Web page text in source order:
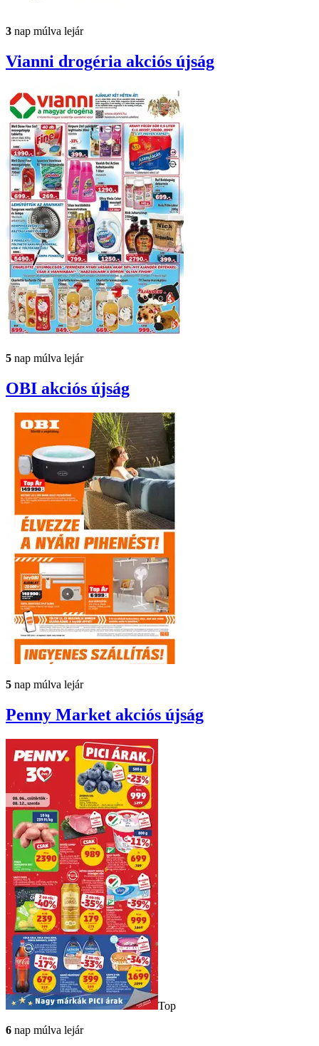
3 nap múlva lejár
Vianni drogéria akciós újság
5 nap múlva lejár
OBI akciós újság
5 nap múlva lejár
Penny Market akciós újság
Top
6 nap múlva lejár